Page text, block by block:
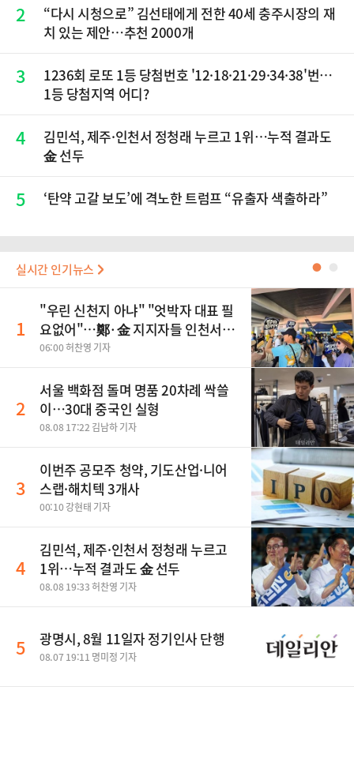
2
“다시 시청으로” 김선태에게 전한 40세 충주시장의 재
치 있는 제안…추천 2000개
3
1236회 로또 1등 당첨번호 '12·18·21·29·34·38'번…
1등 당첨지역 어디?
4
김민석, 제주·인천서 정청래 누르고 1위…누적 결과도
金 선두
5 ‘탄약 고갈 보도’에 격노한 트럼프 “유출자 색출하라”
실시간 인기뉴스 ●
1
"우린 신천지 아냐" "엇박자 대표 필
요없어"…鄭·金 지지자들 인천서
'격돌'
06:00 허찬영 기자
2
서울 백화점 돌며 명품 20차례 싹쓸
이…30대 중국인 실형
08.08 17:22 김남하 기자
3
이번주 공모주 청약, 기도산업·니어
스랩·해치텍 3개사
00:10 강현태 기자
4
김민석, 제주·인천서 정청래 누르고
1위…누적 결과도 金 선두
08.08 19:33 허찬영 기자
5 광명시, 8월 11일자 정기인사 단행
08.07 19:11 명미정 기자